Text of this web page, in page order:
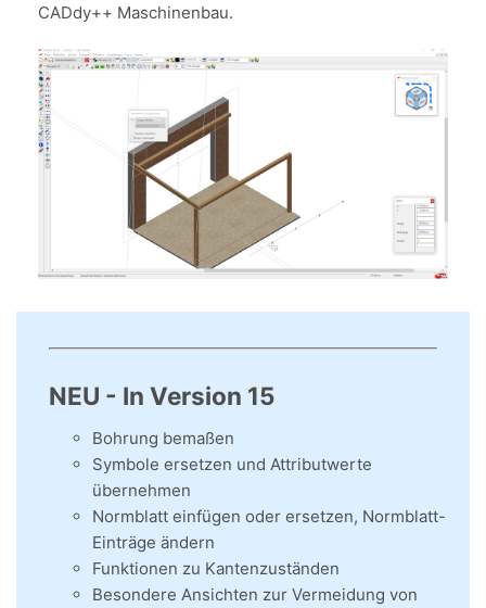
CADdy++ Maschinenbau.
NEU - In Version 15
Bohrung bemaßen
Symbole ersetzen und Attributwerte
übernehmen
Normblatt einfügen oder ersetzen, Normblatt-
Einträge ändern
Funktionen zu Kantenzuständen
Besondere Ansichten zur Vermeidung von